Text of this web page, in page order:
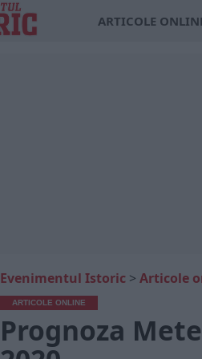
ARTICOLE
Evenimentul Istoric > Articole
ARTICOLE ONLINE
Prognoza